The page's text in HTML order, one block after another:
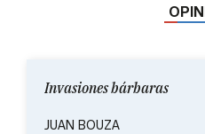
Invasiones bárbaras
JUAN BOUZA